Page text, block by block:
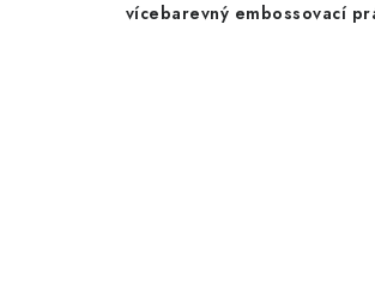
vícebarevný embossovací